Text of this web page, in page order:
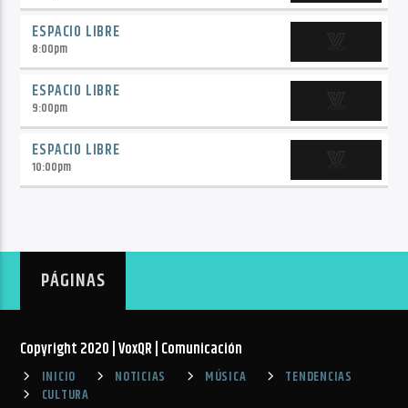
ESPACIO LIBRE
8:00pm
ESPACIO LIBRE
9:00pm
ESPACIO LIBRE
10:00pm
PÁGINAS
Copyright 2020 | VoxQR | Comunicación
INICIO NOTICIAS MÚSICA
TENDENCIAS
CULTURA